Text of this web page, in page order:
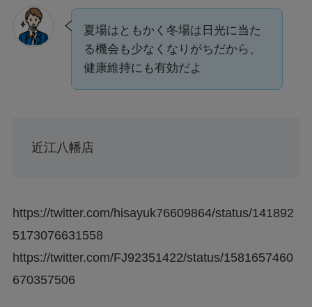
夏場はともかく冬場は日光に当た
る機会も少なくなりがちだから、
健康維持にも有効だよ
近江八幡店
https://twitter.com/hisayuk76609864/status/141892
5173076631558
https://twitter.com/FJ92351422/status/1581657460
670357506